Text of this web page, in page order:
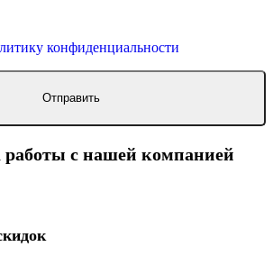
конфиденциальности
с нашей компанией